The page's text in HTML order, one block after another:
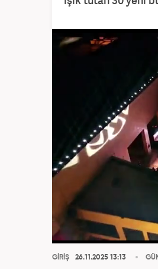
GİRİŞ 26.11.2025 13:13